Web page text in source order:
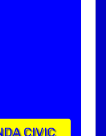
CIVIC